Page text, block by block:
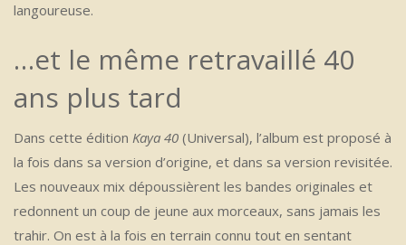
langoureuse.
…et le même retravaillé 40
ans plus tard
Dans cette édition Kaya 40 (Universal), l’album est proposé à
la fois dans sa version d’origine, et dans sa version revisitée.
Les nouveaux mix dépoussièrent les bandes originales et
redonnent un coup de jeune aux morceaux, sans jamais les
trahir. On est à la fois en terrain connu tout en sentant